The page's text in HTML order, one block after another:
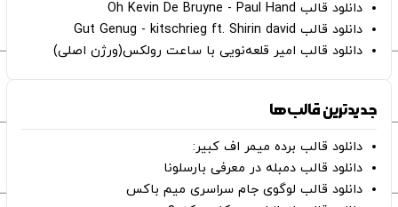
دانلود قالب Oh Kevin De Bruyne - Paul Hand
دانلود قالب Gut Genug - kitschrieg ft. Shirin david
دانلود قالب امیر قلعه‌نویی با ساعت رولکس(ورژن اصلی)
جدیدترین قالب‌ها
دانلود قالب برده میمر اف کبیر:
دانلود قالب دمبله در معرفی بارسلونا
دانلود قالب لوگوی جام سراسری میم باکس